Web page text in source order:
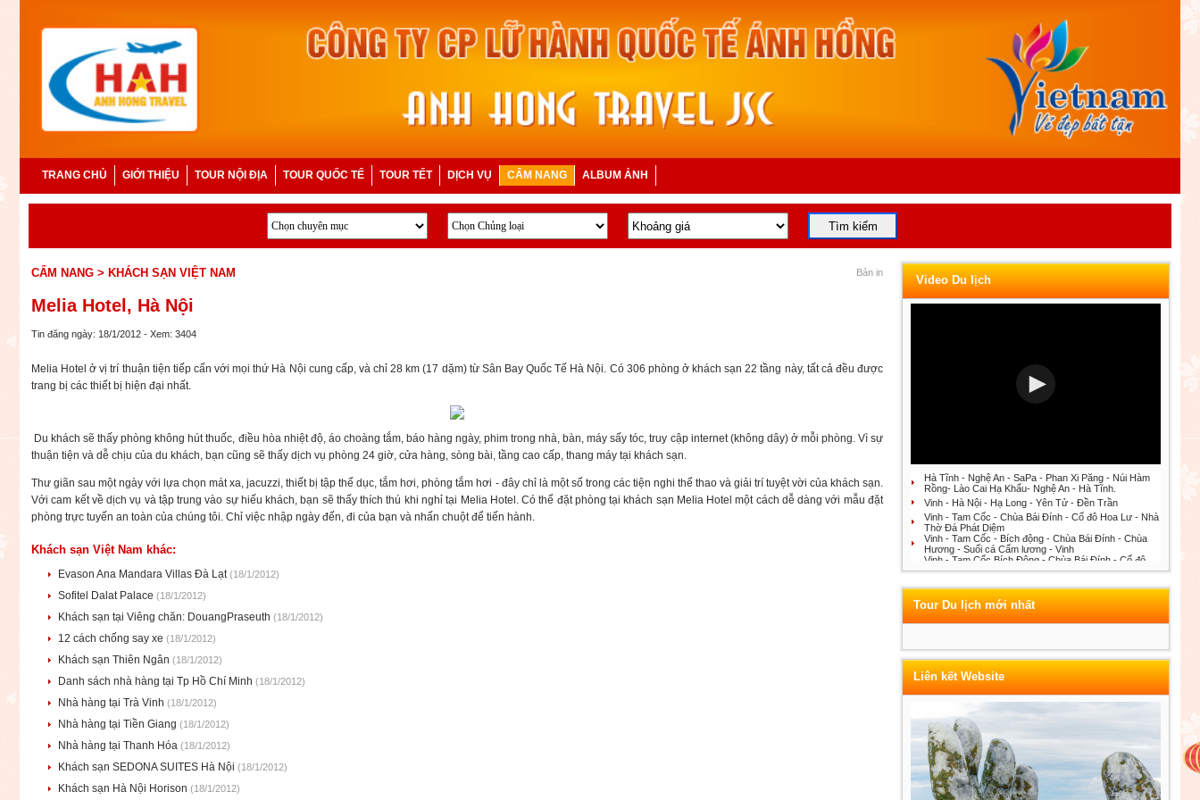
TRANG CHỦ GIỚI THIỆU TOUR NỘI ĐỊA TOUR QUỐC TẾ TOUR TẾT DỊCH VỤ CẨM NANG ALBUM ẢNH
CẨM NANG > KHÁCH SẠN VIỆT NAM Bản in
Melia Hotel, Hà Nội
Tin đăng ngày: 18/1/2012 - Xem: 3404
Melia Hotel ở vị trí thuận tiện tiếp cấn với mọi thứ Hà Nội cung cấp, và chỉ 28 km (17 dặm) từ Sân Bay Quốc Tế Hà Nội. Có 306 phòng ở khách sạn 22 tầng này, tất cả đều được
trang bị các thiết bị hiện đại nhất.
Du khách sẽ thấy phòng không hút thuốc, điều hòa nhiệt độ, áo choàng tắm, báo hàng ngày, phim trong nhà, bàn, máy sấy tóc, truy cập internet (không dây) ở mỗi phòng. Vì sự
thuận tiện và dễ chịu của du khách, bạn cũng sẽ thấy dịch vụ phòng 24 giờ, cửa hàng, sòng bài, tầng cao cấp, thang máy tại khách sạn.
Thư giãn sau một ngày với lựa chọn mát xa, jacuzzi, thiết bị tập thể dục, tắm hơi, phòng tắm hơi - đây chỉ là một số trong các tiện nghi thể thao và giải trí tuyệt vời của khách sạn.
Với cam kết về dịch vụ và tập trung vào sự hiếu khách, bạn sẽ thấy thích thú khi nghỉ tại Melia Hotel. Có thể đặt phòng tại khách sạn Melia Hotel một cách dễ dàng với mẫu đặt
phòng trực tuyến an toàn của chúng tôi. Chỉ việc nhập ngày đến, đi của bạn và nhấn chuột để tiến hành.
Khách sạn Việt Nam khác:
Evason Ana Mandara Villas Đà Lạt(18/1/2012)
Sofitel Dalat Palace (18/1/2012)
Khách sạn tại Viêng chăn: DouangPraseuth (18/1/2012)
12 cách chống say xe (18/1/2012)
Khách sạn Thiên Ngân (18/1/2012)
Danh sách nhà hàng tại Tp Hồ Chí Minh (18/1/2012)
Nhà hàng tại Trà Vinh (18/1/2012)
Nhà hàng tại Tiền Giang (18/1/2012)
Nhà hàng tại Thanh Hóa (18/1/2012)
Khách sạn SEDONA SUITES Hà Nội (18/1/2012)
Khách sạn Hà Nội Horison (18/1/2012)
Video Du lịch
Hà Tĩnh - Nghệ An - SaPa - Phan Xi Păng - Núi Hàm
Rồng- Lào Cai Hạ Khẩu- Nghệ An - Hà Tĩnh.
Vinh - Hà Nội - Hạ Long - Yên Tử - Đền Trần
Vinh - Tam Cốc - Chùa Bái Đính - Cố đô Hoa Lư - Nhà
Thờ Đá Phát Diệm
Vinh - Tam Cốc - Bích động - Chùa Bái Đính - Chùa
Hương - Suối cá Cẩm lương - Vinh
Vinh - Tam Cốc Bích Động - Chùa Bái Đính - Cố đô
Hoa Lư - Nhà thờ đá Phát Diệm
Tour Du lịch mới nhất
Liên kết Website